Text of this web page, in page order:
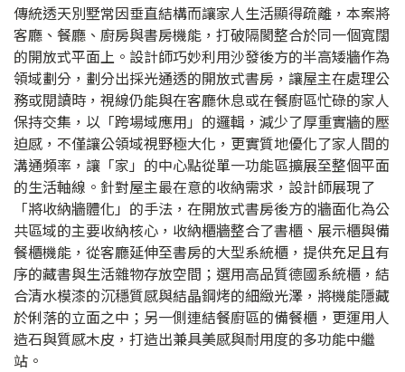
傳統透天別墅常因垂直結構而讓家人生活顯得疏離，本案將
客廳、餐廳、廚房與書房機能，打破隔閡整合於同一個寬闊
的開放式平面上。設計師巧妙利用沙發後方的半高矮牆作為
領域劃分，劃分出採光通透的開放式書房，讓屋主在處理公
務或閱讀時，視線仍能與在客廳休息或在餐廚區忙碌的家人
保持交集，以「跨場域應用」的邏輯，減少了厚重實牆的壓
迫感，不僅讓公領域視野極大化，更實質地優化了家人間的
溝通頻率，讓「家」的中心點從單一功能區擴展至整個平面
的生活軸線。針對屋主最在意的收納需求，設計師展現了
「將收納牆體化」的手法，在開放式書房後方的牆面化為公
共區域的主要收納核心，收納櫃牆整合了書櫃、展示櫃與備
餐櫃機能，從客廳延伸至書房的大型系統櫃，提供充足且有
序的藏書與生活雜物存放空間；選用高品質德國系統櫃，結
合清水模漆的沉穩質感與結晶鋼烤的細緻光澤，將機能隱藏
於俐落的立面之中；另一側連結餐廚區的備餐櫃，更運用人
造石與質感木皮，打造出兼具美感與耐用度的多功能中繼
站。